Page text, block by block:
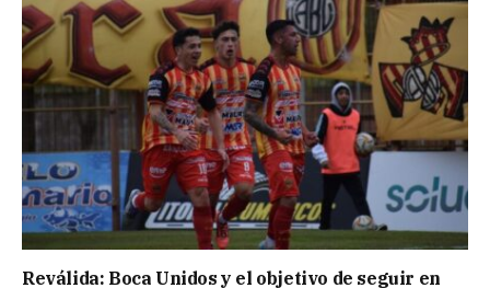
Reválida: Boca Unidos y el objetivo de seguir en